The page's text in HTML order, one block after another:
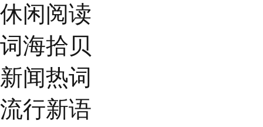
休闲阅读
词海拾贝
新闻热词
流行新语